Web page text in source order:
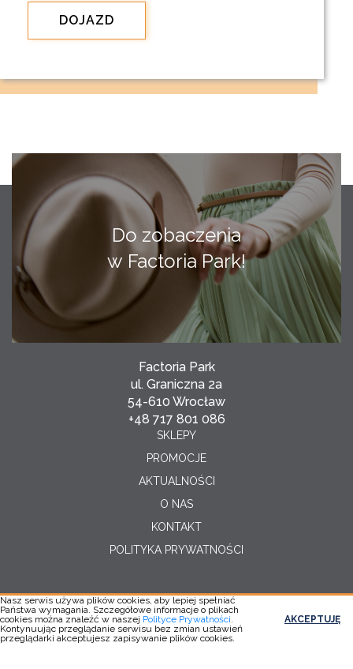
DOJAZD
Do zobaczenia
w Factoria Park!
Factoria Park
ul. Graniczna 2a
54-610 Wrocław
+48 717 801 086
SKLEPY
PROMOCJE
AKTUALNOŚCI
O NAS
KONTAKT
POLITYKA PRYWATNOŚCI
Copyright © 2026
Realizacja:YC
Nasz serwis używa plików cookies, aby lepiej spełniać
Państwa wymagania. Szczegółowe informacje o plikach
cookies można znaleźć w naszej Polityce Prywatności.
Kontynuując przeglądanie serwisu bez zmian ustawień
przeglądarki akceptujesz zapisywanie plików cookies.
AKCEPTUJĘ